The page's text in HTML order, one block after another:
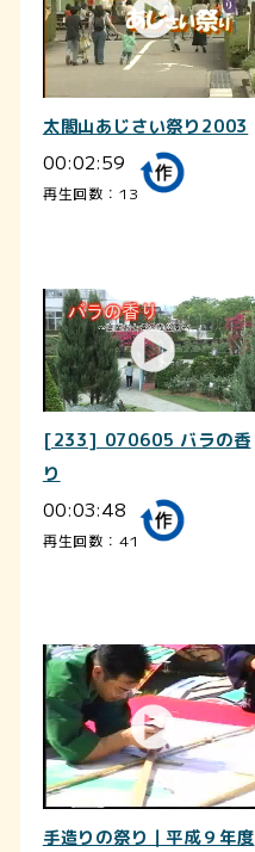
太閤山あじさい祭り2003
00:02:59
再生回数：13
[233] 070605 バラの香
り
00:03:48
再生回数：41
手造りの祭り｜平成９年度